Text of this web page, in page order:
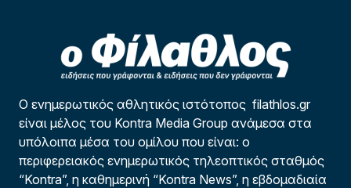
Ο ενημερωτικός αθλητικός ιστότοπος filathlos.gr
είναι μέλος του Kontra Media Group ανάμεσα στα
υπόλοιπα μέσα του ομίλου που είναι: ο
περιφερειακός ενημερωτικός τηλεοπτικός σταθμός
“Kontra”, η καθημερινή “Kontra News”, η εβδομαδιαία